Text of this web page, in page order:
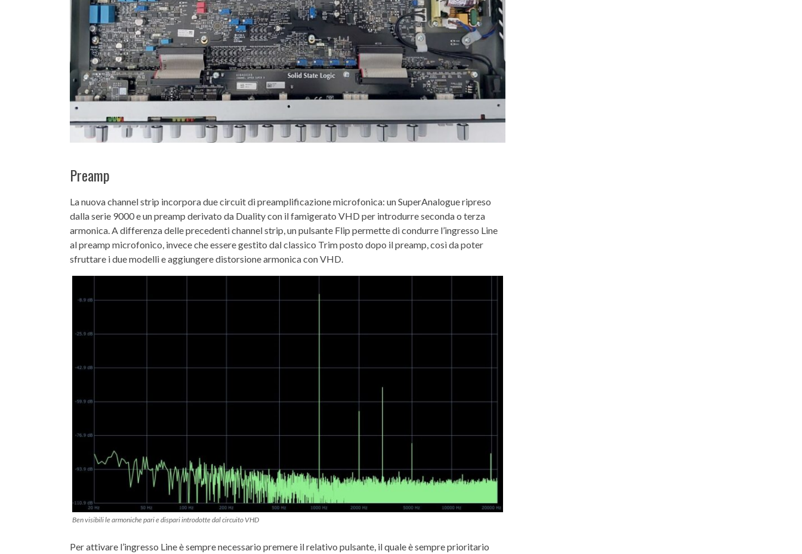
Preamp
La nuova channel strip incorpora due circuit di preamplificazione microfonica: un SuperAnalogue ripreso
dalla serie 9000 e un preamp derivato da Duality con il famigerato VHD per introdurre seconda o terza
armonica. A differenza delle precedenti channel strip, un pulsante Flip permette di condurre l’ingresso Line
al preamp microfonico, invece che essere gestito dal classico Trim posto dopo il preamp, così da poter
sfruttare i due modelli e aggiungere distorsione armonica con VHD.
Ben visibili le armoniche pari e dispari introdotte dal circuito VHD
Per attivare l’ingresso Line è sempre necessario premere il relativo pulsante, il quale è sempre prioritario